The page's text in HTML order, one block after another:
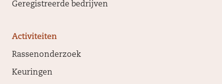
Geregistreerde bedrijven
Activiteiten
Rassenonderzoek
Keuringen